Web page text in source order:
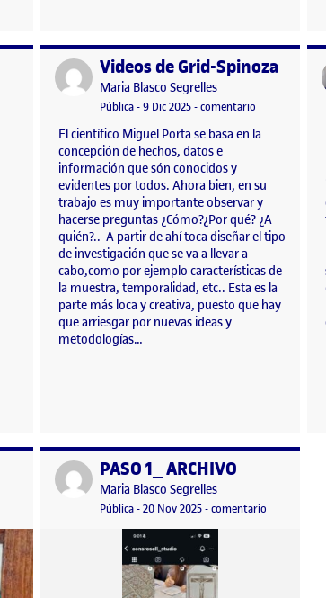
Publicado porVideos de Grid-Spinoza
Publicado por
Maria Blasco Segrelles
Visibilidad:
Pública-Fecha de publicación
9 Dic 2025-comentario en Videos de
El científico Miguel Porta se basa en la
concepción de hechos, datos e
información que són conocidos y
evidentes por todos. Ahora bien, en su
trabajo es muy importante observar y
hacerse preguntas ¿Cómo?¿Por qué? ¿A
quién?.. A partir de ahí toca diseñar el tipo
de investigación que se va a llevar a
cabo,como por ejemplo características de
la muestra, temporalidad, etc.. Esta es la
parte más loca y creativa, puesto que hay
que arriesgar por nuevas ideas y
metodologías…
Publicado porPASO 1_ ARCHIVO
Publicado por
Maria Blasco Segrelles
Visibilidad:
Pública-Fecha de publicación
20 Nov 2025-comentario